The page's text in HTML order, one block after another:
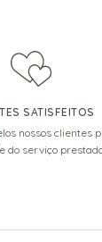
SATISFEITOS
nossos clientes
do serviço